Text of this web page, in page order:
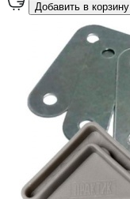
Добавить в корзину